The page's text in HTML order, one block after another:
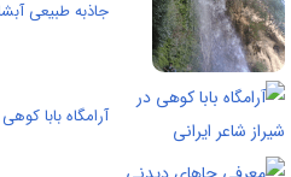
جاذبه طبیعی
آرامگاه بابا